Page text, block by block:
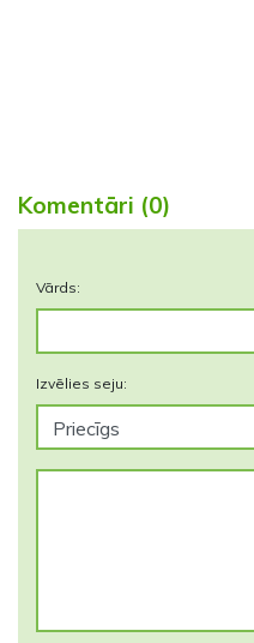
Komentāri (0)
Vārds:
Izvēlies seju: